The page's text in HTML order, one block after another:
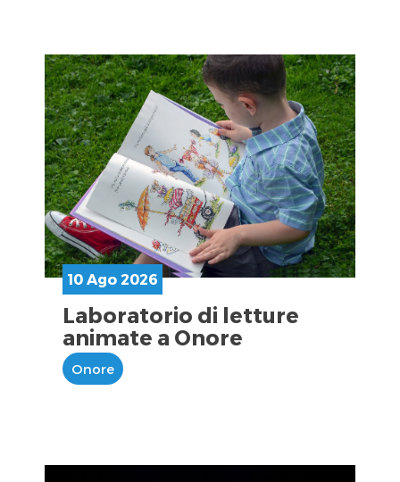
10 Ago 2026
Laboratorio di letture
animate a Onore
Onore